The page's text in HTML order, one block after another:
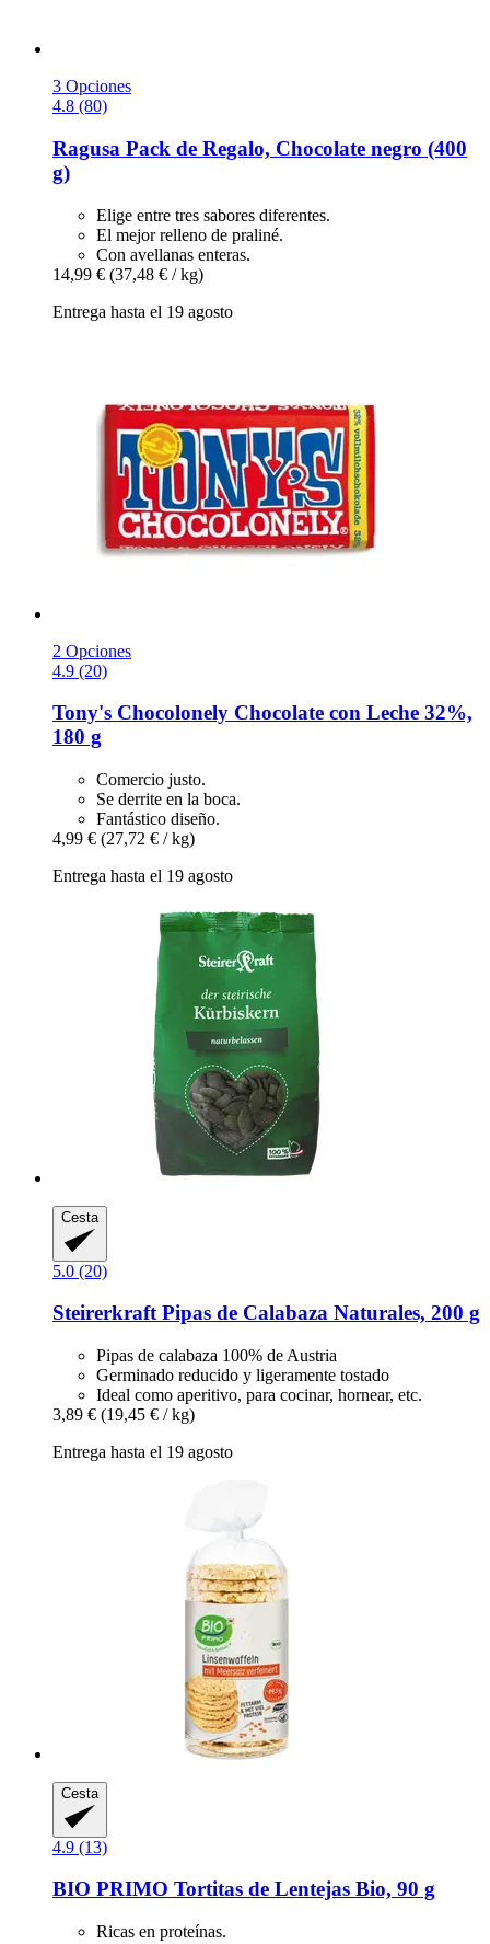
3 Opciones
4.8 (80)
Ragusa Pack de Regalo, Chocolate negro (400
g)
Elige entre tres sabores diferentes.
El mejor relleno de praliné.
Con avellanas enteras.
14,99 € (37,48 € / kg)
Entrega hasta el 19 agosto
2 Opciones
4.9 (20)
Tony's Chocolonely Chocolate con Leche 32%,
180 g
Comercio justo.
Se derrite en la boca.
Fantástico diseño.
4,99 € (27,72 € / kg)
Entrega hasta el 19 agosto
Cesta
5.0 (20)
SteirerkraftPipas de Calabaza Naturales, 200 g
Pipas de calabaza 100% de Austria
Germinado reducido y ligeramente tostado
Ideal como aperitivo, para cocinar, hornear, etc.
3,89 € (19,45 € / kg)
Entrega hasta el 19 agosto
Cesta
4.9 (13)
BIO PRIMO Tortitas de Lentejas Bio, 90 g
Ricas en proteínas.